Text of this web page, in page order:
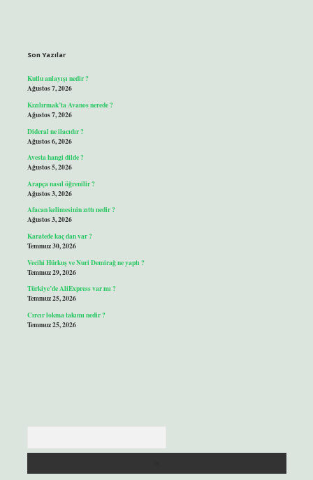
Son Yazılar
Kutlu anlayışı nedir ?
Ağustos 7, 2026
Kızılırmak’ta Avanos nerede ?
Ağustos 7, 2026
Dideral ne ilacıdır ?
Ağustos 6, 2026
Avesta hangi dilde ?
Ağustos 5, 2026
Arapça nasıl öğrenilir ?
Ağustos 3, 2026
Afacan kelimesinin zıttı nedir ?
Ağustos 3, 2026
Karatede kaç dan var ?
Temmuz 30, 2026
Vecihi Hürkuş ve Nuri Demirağ ne yaptı ?
Temmuz 29, 2026
Türkiye’de AliExpress var mı ?
Temmuz 25, 2026
Cırcır lokma takımı nedir ?
Temmuz 25, 2026